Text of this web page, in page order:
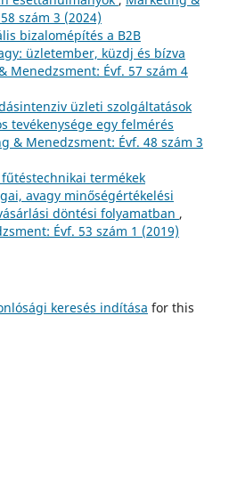
szám 3 (2024)
bizalomépítés a B2B
üzletember, küzdj és bízva
Menedzsment: Évf. 57 szám 4
üzleti szolgáltatások
tevékenysége egy felmérés
& Menedzsment: Évf. 48 szám 3
fűtéstechnikai termékek
avagy minőségértékelési
döntési folyamatban ,
Évf. 53 szám 1 (2019)
keresés indítása for this